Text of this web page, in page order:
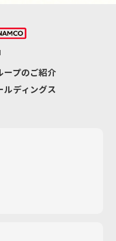
ープのご紹介
ルディングス